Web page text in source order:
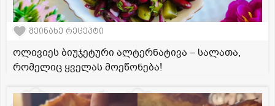
შეინახე რეცეპტი
ოლივიეს ბიუჯეტური ალტერნატივა – სალათა,
რომელიც ყველას მოეწონება!